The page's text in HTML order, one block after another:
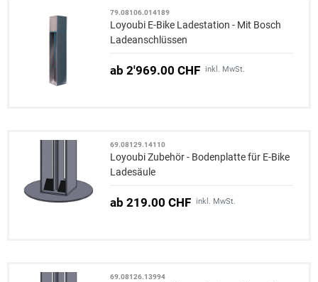
79.08106.014189
Loyoubi E-Bike Ladestation - Mit Bosch
Ladeanschlüssen
ab 2'969.00 CHF inkl. MwSt.
69.08129.14110
Loyoubi Zubehör - Bodenplatte für E-Bike
Ladesäule
ab 219.00 CHF inkl. MwSt.
69.08126.13994